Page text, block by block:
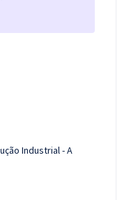
Industrial -A